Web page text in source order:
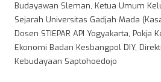
Budayawan Sleman, Ketua Umum
Sejarah Universitas Gadjah Mada
Dosen STIEPAR API Yogyakarta, Pokja
Ekonomi Badan Kesbangpol DIY,
Kebudayaan Saptohoedojo